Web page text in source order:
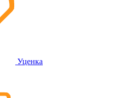
Уценка